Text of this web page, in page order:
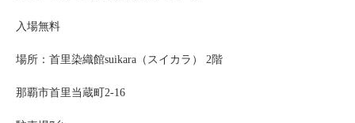
入場無料
場所：首里染織館suikara（スイカラ） 2階
那覇市首里当蔵町2-16